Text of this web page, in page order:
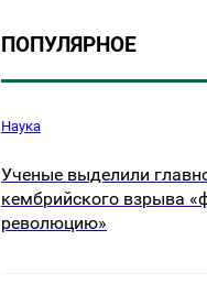
ПОПУЛЯРНОЕ
Наука
Ученые выделили
кембрийского взрыва
революцию»